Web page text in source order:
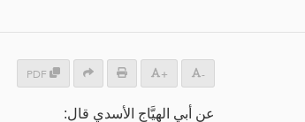
PDF + -
عن أبي الهيَّاج الأسدي قال: